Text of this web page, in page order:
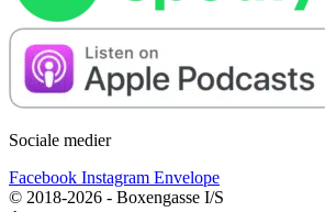
Sociale medier
Facebook Instagram Envelope
© 2018-2026 - Boxengasse I/S